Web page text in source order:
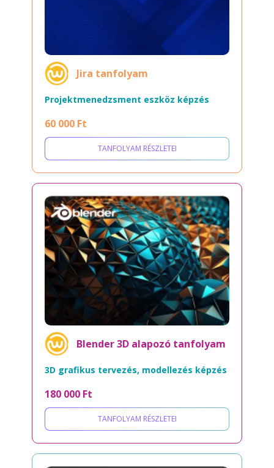
Jira tanfolyam
Projektmenedzsment eszköz képzés
60 000 Ft
TANFOLYAM RÉSZLETEI
Blender 3D alapozó tanfolyam
3D grafikus tervezés, modellezés képzés
180 000 Ft
TANFOLYAM RÉSZLETEI